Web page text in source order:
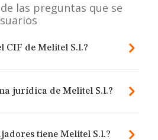
las preguntas que se
CIF de Melitel S.l.?
jurídica de Melitel S.l.?
tiene Melitel S.l.?